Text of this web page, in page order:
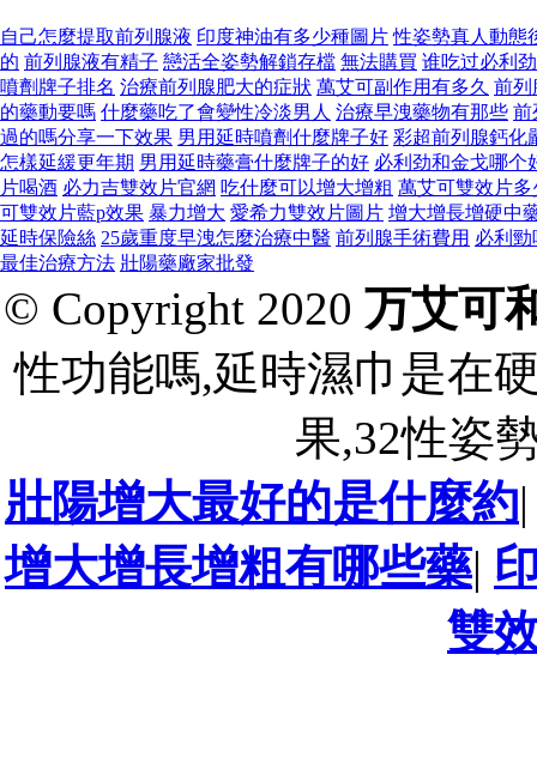
自己怎麼提取前列腺液 印度神油有多少種圖片 性姿勢真人動態
的 前列腺液有精子 戀活全姿勢解鎖存檔 無法購買 谁吃过必利
噴劑牌子排名 治療前列腺肥大的症狀 萬艾可副作用有多久 前列
的藥動要嗎 什麼藥吃了會變性冷淡男人 治療早洩藥物有那些 前
過的嗎分享一下效果 男用延時噴劑什麼牌子好 彩超前列腺鈣化
怎樣延緩更年期 男用延時藥膏什麼牌子的好 必利劲和金戈哪个
片喝酒 必力吉雙效片官網 吃什麼可以增大增粗 萬艾可雙效片多
可雙效片藍p效果 暴力增大 愛希力雙效片圖片 增大增長增硬中
延時保險絲 25歲重度早洩怎麼治療中醫 前列腺手術費用 必利
最佳治療方法 壯陽藥廠家批發
© Copyright 2020 万艾可
性功能嗎,延時濕巾是在
果,32性姿
壯陽增大最好的是什麼約
增大增長增粗有哪些藥|
雙